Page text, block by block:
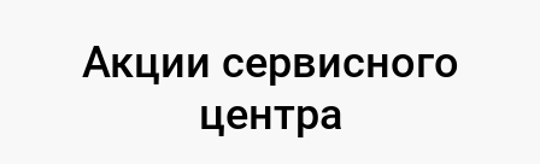
Акции сервисного
центра